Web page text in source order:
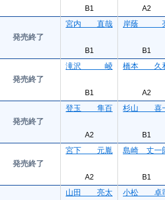
B1 A2
発売終了
宮内 直哉
B1
岸蔭
B1
発売終了
滝沢 崚
B1
橋本 久
A2
発売終了
登玉 隼百
A2
杉山 喜
B1
発売終了
宮下 元胤
A2
島崎 丈一
B1
山田 亮太 小松 卓